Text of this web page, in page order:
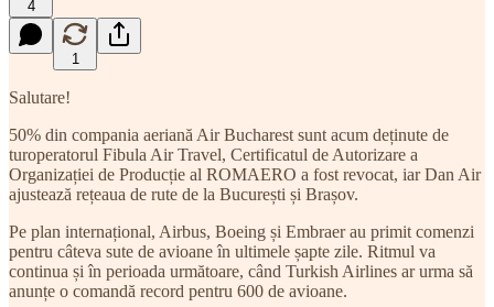
4
1
Salutare!
50% din compania aeriană Air Bucharest sunt acum deținute de
turoperatorul Fibula Air Travel, Certificatul de Autorizare a
Organizației de Producție al ROMAERO a fost revocat, iar Dan Air
ajustează rețeaua de rute de la București și Brașov.
Pe plan internațional, Airbus, Boeing și Embraer au primit comenzi
pentru câteva sute de avioane în ultimele șapte zile. Ritmul va
continua și în perioada următoare, când Turkish Airlines ar urma să
anunțe o comandă record pentru 600 de avioane.